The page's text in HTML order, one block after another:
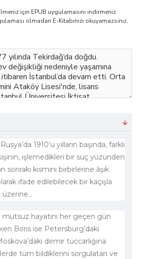
için EPUB uygulamasını indirmeniz
olmadan E-Kitabınızı okuyamazsınız.
1910’u yılların başında, farklı
işlemedikleri bir suç yüzünden
sonraki kısmını birbirlerine âşık
ifade edilebilecek bir kaçışla
hayatını her geçen gün
Boris ise Petersburg’daki
demir tüccarlığına
tüm bildiklerini sorgulatan ve